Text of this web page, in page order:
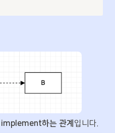
하는 관계 입니다.